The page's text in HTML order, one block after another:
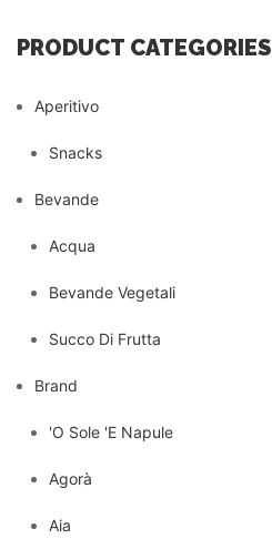
PRODUCT CATEGORIES
Aperitivo
Snacks
Bevande
Acqua
Bevande Vegetali
Succo Di Frutta
Brand
'O Sole 'E Napule
Agorà
Aia